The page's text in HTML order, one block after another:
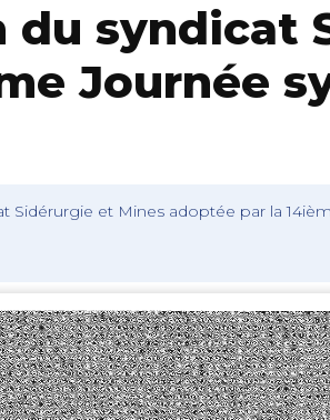
du syndicat
Journée
Sidérurgie et Mines adoptée par la